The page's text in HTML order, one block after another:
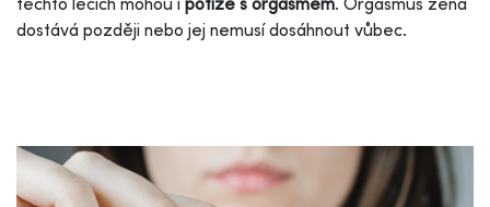
dostává později nebo jej nemusí dosáhnout vůbec.